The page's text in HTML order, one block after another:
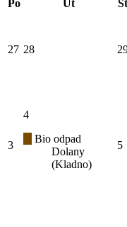
Po
Út St
27 28
3
4
Bio odpad
Dolany
(Kladno)
5